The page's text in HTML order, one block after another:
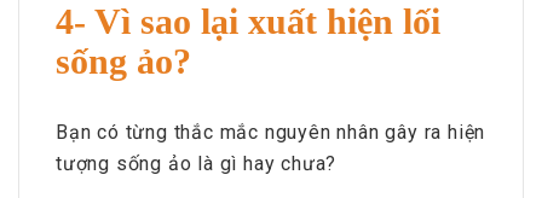
4- Vì sao lại xuất hiện lối
sống ảo?
Bạn có từng thắc mắc nguyên nhân gây ra hiện
tượng sống ảo là gì hay chưa?